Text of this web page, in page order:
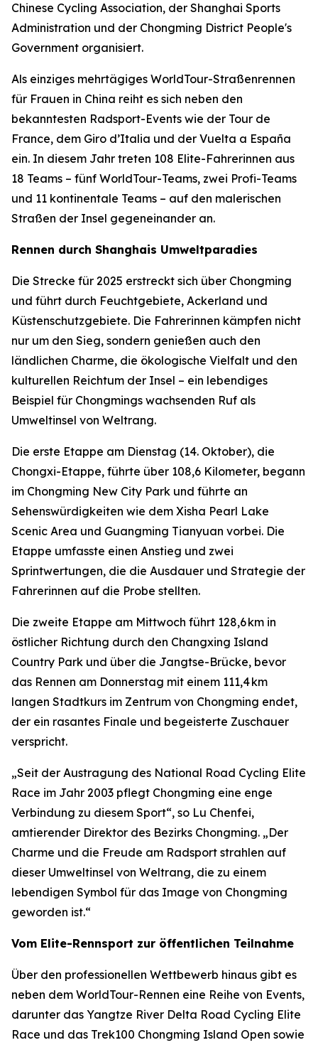
Chinese Cycling Association, der Shanghai Sports
Administration und der Chongming District People's
Government organisiert.
Als einziges mehrtägiges WorldTour-Straßenrennen
für Frauen in China reiht es sich neben den
bekanntesten Radsport-Events wie der Tour de
France, dem Giro d’Italia und der Vuelta a España
ein. In diesem Jahr treten 108 Elite-Fahrerinnen aus
18 Teams – fünf WorldTour-Teams, zwei Profi-Teams
und 11 kontinentale Teams – auf den malerischen
Straßen der Insel gegeneinander an.
Rennen durch Shanghais Umweltparadies
Die Strecke für 2025 erstreckt sich über Chongming
und führt durch Feuchtgebiete, Ackerland und
Küstenschutzgebiete. Die Fahrerinnen kämpfen nicht
nur um den Sieg, sondern genießen auch den
ländlichen Charme, die ökologische Vielfalt und den
kulturellen Reichtum der Insel – ein lebendiges
Beispiel für Chongmings wachsenden Ruf als
Umweltinsel von Weltrang.
Die erste Etappe am Dienstag (14. Oktober), die
Chongxi-Etappe, führte über 108,6 Kilometer, begann
im Chongming New City Park und führte an
Sehenswürdigkeiten wie dem Xisha Pearl Lake
Scenic Area und Guangming Tianyuan vorbei. Die
Etappe umfasste einen Anstieg und zwei
Sprintwertungen, die die Ausdauer und Strategie der
Fahrerinnen auf die Probe stellten.
Die zweite Etappe am Mittwoch führt 128,6 km in
östlicher Richtung durch den Changxing Island
Country Park und über die Jangtse-Brücke, bevor
das Rennen am Donnerstag mit einem 111,4 km
langen Stadtkurs im Zentrum von Chongming endet,
der ein rasantes Finale und begeisterte Zuschauer
verspricht.
„Seit der Austragung des National Road Cycling Elite
Race im Jahr 2003 pflegt Chongming eine enge
Verbindung zu diesem Sport“, so Lu Chenfei,
amtierender Direktor des Bezirks Chongming. „Der
Charme und die Freude am Radsport strahlen auf
dieser Umweltinsel von Weltrang, die zu einem
lebendigen Symbol für das Image von Chongming
geworden ist.“
Vom Elite-Rennsport zur öffentlichen Teilnahme
Über den professionellen Wettbewerb hinaus gibt es
neben dem WorldTour-Rennen eine Reihe von Events,
darunter das Yangtze River Delta Road Cycling Elite
Race und das Trek100 Chongming Island Open sowie